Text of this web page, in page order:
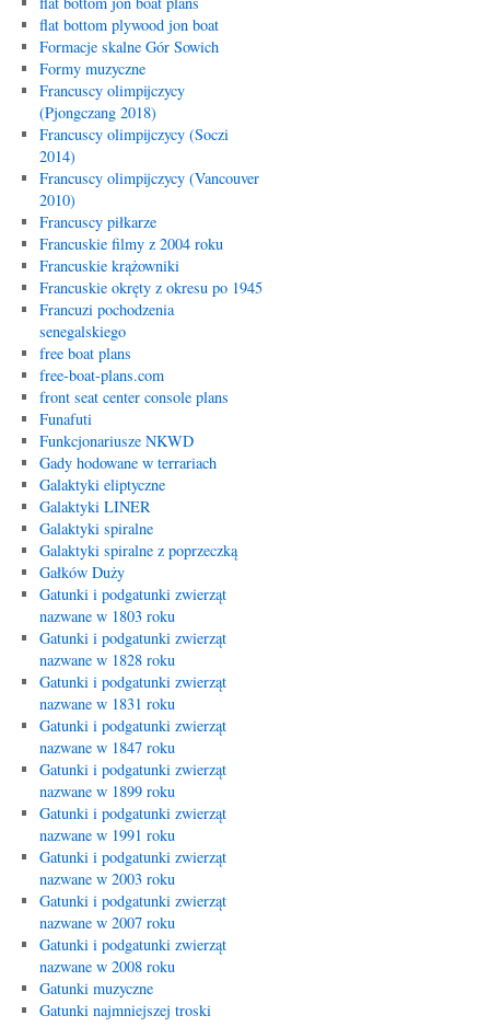
flat bottom plywood jon boat
Formacje skalne Gór Sowich
Formy muzyczne
Francuscy olimpijczycy
(Pjongczang 2018)
Francuscy olimpijczycy (Soczi
2014)
Francuscy olimpijczycy (Vancouver
2010)
Francuscy piłkarze
Francuskie filmy z 2004 roku
Francuskie krążowniki
Francuskie okręty z okresu po 1945
Francuzi pochodzenia
senegalskiego
free boat plans
free-boat-plans.com
front seat center console plans
Funafuti
Funkcjonariusze NKWD
Gady hodowane w terrariach
Galaktyki eliptyczne
Galaktyki LINER
Galaktyki spiralne
Galaktyki spiralne z poprzeczką
Gałków Duży
Gatunki i podgatunki zwierząt
nazwane w 1803 roku
Gatunki i podgatunki zwierząt
nazwane w 1828 roku
Gatunki i podgatunki zwierząt
nazwane w 1831 roku
Gatunki i podgatunki zwierząt
nazwane w 1847 roku
Gatunki i podgatunki zwierząt
nazwane w 1899 roku
Gatunki i podgatunki zwierząt
nazwane w 1991 roku
Gatunki i podgatunki zwierząt
nazwane w 2003 roku
Gatunki i podgatunki zwierząt
nazwane w 2007 roku
Gatunki i podgatunki zwierząt
nazwane w 2008 roku
Gatunki muzyczne
Gatunki najmniejszej troski